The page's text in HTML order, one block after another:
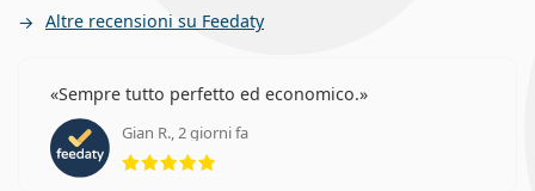
Altre recensioni su Feedaty
Sempre tutto perfetto ed economico.
Gian R., 2 giorni fa